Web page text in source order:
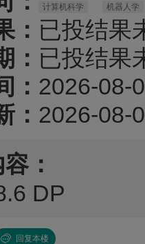
计算机科学 机器人学
： 已投结果
： 已投结果
： 2026-08-
： 2026-08-
：
DP
回复本楼